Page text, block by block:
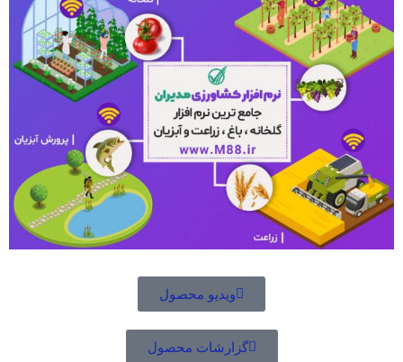
ویدیو محصول
گزارشات محصول